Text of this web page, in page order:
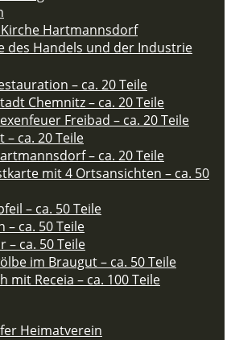
Kirche Hartmannsdorf
des Handels und der Industrie
– ca. 20 Teile
Chemnitz – ca. 20 Teile
Freibad – ca. 20 Teile
– ca. 20 Teile
– ca. 20 Teile
mit 4 Ortsansichten – ca. 50
– ca. 50 Teile
– ca. 50 Teile
– ca. 50 Teile​
im Braugut – ca. 50 Teile
mit Receia – ca. 100 Teile
Heimatverein